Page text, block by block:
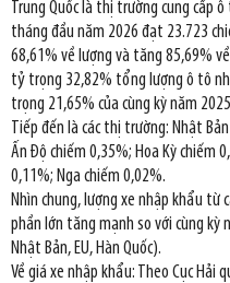
Trung Quốc là thị trường cung cấp
tháng đầu năm 2026 đạt 23.723
68,61% về lượng và tăng 85,69%
tỷ trọng 32,82% tổng lượng ô tô
trọng 21,65% của cùng kỳ năm
Tiếp đến là các thị trường: Nhật
Ấn Độ chiếm 0,35%; Hoa Kỳ chiếm
0,11%; Nga chiếm 0,02%.
Nhìn chung, lượng xe nhập khẩu
phần lớn tăng mạnh so với cùng kỳ
Nhật Bản, EU, Hàn Quốc).
Về giá xe nhập khẩu: Theo Cục Hải